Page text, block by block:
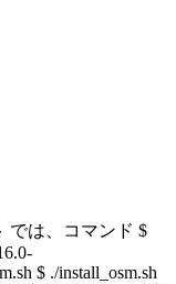
では、コマンド $
$ ./install_osm.sh